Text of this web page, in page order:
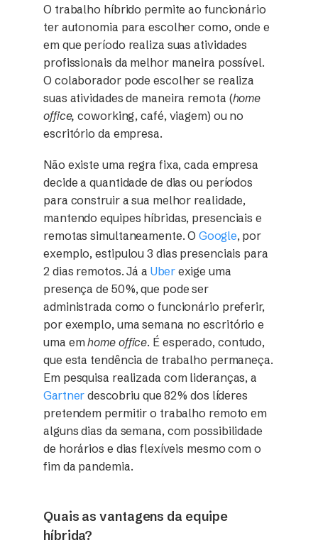
O trabalho híbrido permite ao funcionário
ter autonomia para escolher como, onde e
em que período realiza suas atividades
profissionais da melhor maneira possível.
O colaborador pode escolher se realiza
suas atividades de maneira remota (home
office, coworking, café, viagem) ou no
escritório da empresa.
Não existe uma regra fixa, cada empresa
decide a quantidade de dias ou períodos
para construir a sua melhor realidade,
mantendo equipes híbridas, presenciais e
remotas simultaneamente. OGoogle, por
exemplo, estipulou 3 dias presenciais para
2 dias remotos. Já a Uberexige uma
presença de 50%, que pode ser
administrada como o funcionário preferir,
por exemplo, uma semana no escritório e
uma emhome office. É esperado, contudo,
que esta tendência de trabalho permaneça.
Em pesquisa realizada com lideranças, a
Gartnerdescobriu que 82% dos líderes
pretendem permitir o trabalho remoto em
alguns dias da semana, com possibilidade
de horários e dias flexíveis mesmo com o
fim da pandemia.
Quais as vantagens da equipe
híbrida?